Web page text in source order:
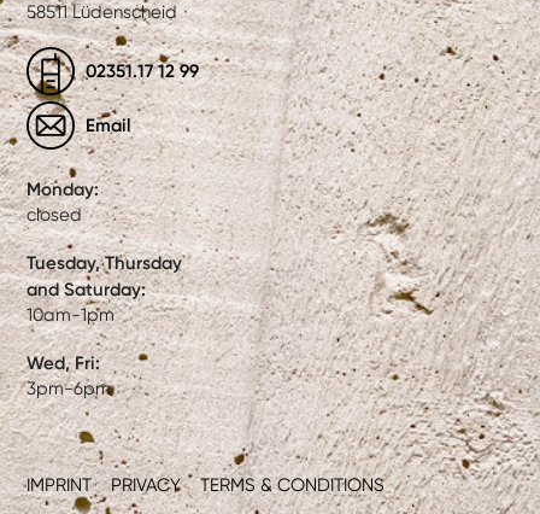
IMPRINT PRIVACY TERMS & CONDITIONS
58511 Lüdenscheid
02351.17 12 99
Email
Monday:
closed
Tuesday, Thursday
and Saturday:
10am-1pm
Wed, Fri:
3pm-6pm